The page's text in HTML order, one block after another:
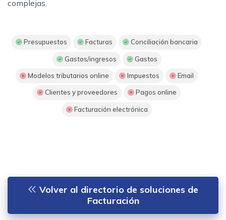
complejas.
Presupuestos Facturas Conciliación bancaria
Gastos/ingresos Gastos
Modelos tributarios online Impuestos Email
Clientes y proveedores Pagos online
Facturación electrónica
Volver al directorio de soluciones de
Facturación